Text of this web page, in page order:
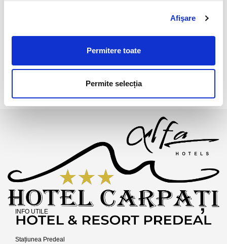
Afişare
Permitere toate
Permite selecția
INFO UTILE
Stațiunea Predeal